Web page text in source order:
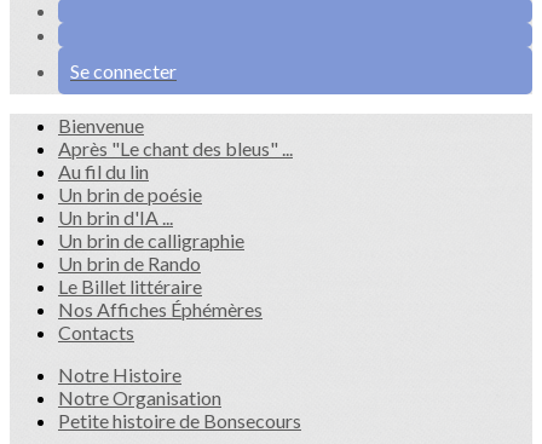
Se connecter
Bienvenue
Après "Le chant des bleus" ...
Au fil du lin
Un brin de poésie
Un brin d'IA ...
Un brin de calligraphie
Un brin de Rando
Le Billet littéraire
Nos Affiches Éphémères
Contacts
Notre Histoire
Notre Organisation
Petite histoire de Bonsecours